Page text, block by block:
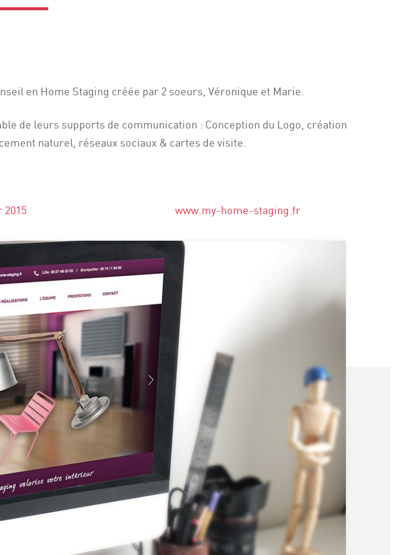
en Home Staging créée par 2 soeurs, Véronique et Marie.
de leurs supports de communication : Conception du Logo, création
naturel, réseaux sociaux & cartes de visite.
2015 www.my-home-staging.fr